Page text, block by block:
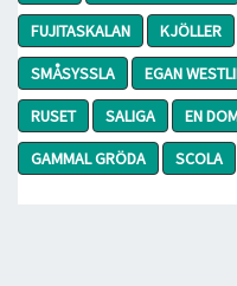
FUJITASKALAN
KJÖLLER
SMÅSYSSLA
EGAN
RUSET
SALIGA EN
GAMMAL GRÖDA
SCOLA